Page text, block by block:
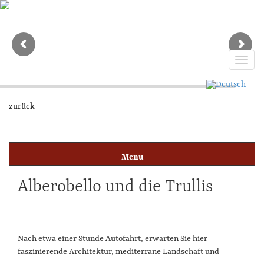
Toggle
zurück
Blog-Übersicht
Während des Urlaubs
Alberobello und die Trullis
Nach etwa einer Stunde Autofahrt, erwarten Sie hier
faszinierende Architektur, mediterrane Landschaft und